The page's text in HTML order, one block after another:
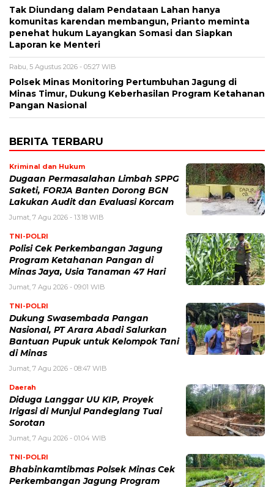
Tak Diundang dalam Pendataan Lahan hanya
komunitas karendan membangun, Prianto meminta
penehat hukum Layangkan Somasi dan Siapkan
Laporan ke Menteri
Rabu, 5 Agustus 2026 - 05:27 WIB
Polsek Minas Monitoring Pertumbuhan Jagung di
Minas Timur, Dukung Keberhasilan Program Ketahanan
Pangan Nasional
BERITA TERBARU
Kriminal dan Hukum
Dugaan Permasalahan Limbah SPPG
Saketi, FORJA Banten Dorong BGN
Lakukan Audit dan Evaluasi Korcam
Jumat, 7 Agu 2026 - 13:18 WIB
TNI-POLRI
Polisi Cek Perkembangan Jagung
Program Ketahanan Pangan di
Minas Jaya, Usia Tanaman 47 Hari
Jumat, 7 Agu 2026 - 09:01 WIB
TNI-POLRI
Dukung Swasembada Pangan
Nasional, PT Arara Abadi Salurkan
Bantuan Pupuk untuk Kelompok Tani
di Minas
Jumat, 7 Agu 2026 - 08:47 WIB
Daerah
Diduga Langgar UU KIP, Proyek
Irigasi di Munjul Pandeglang Tuai
Sorotan
Jumat, 7 Agu 2026 - 01:04 WIB
TNI-POLRI
Bhabinkamtibmas Polsek Minas Cek
Perkembangan Jagung Program